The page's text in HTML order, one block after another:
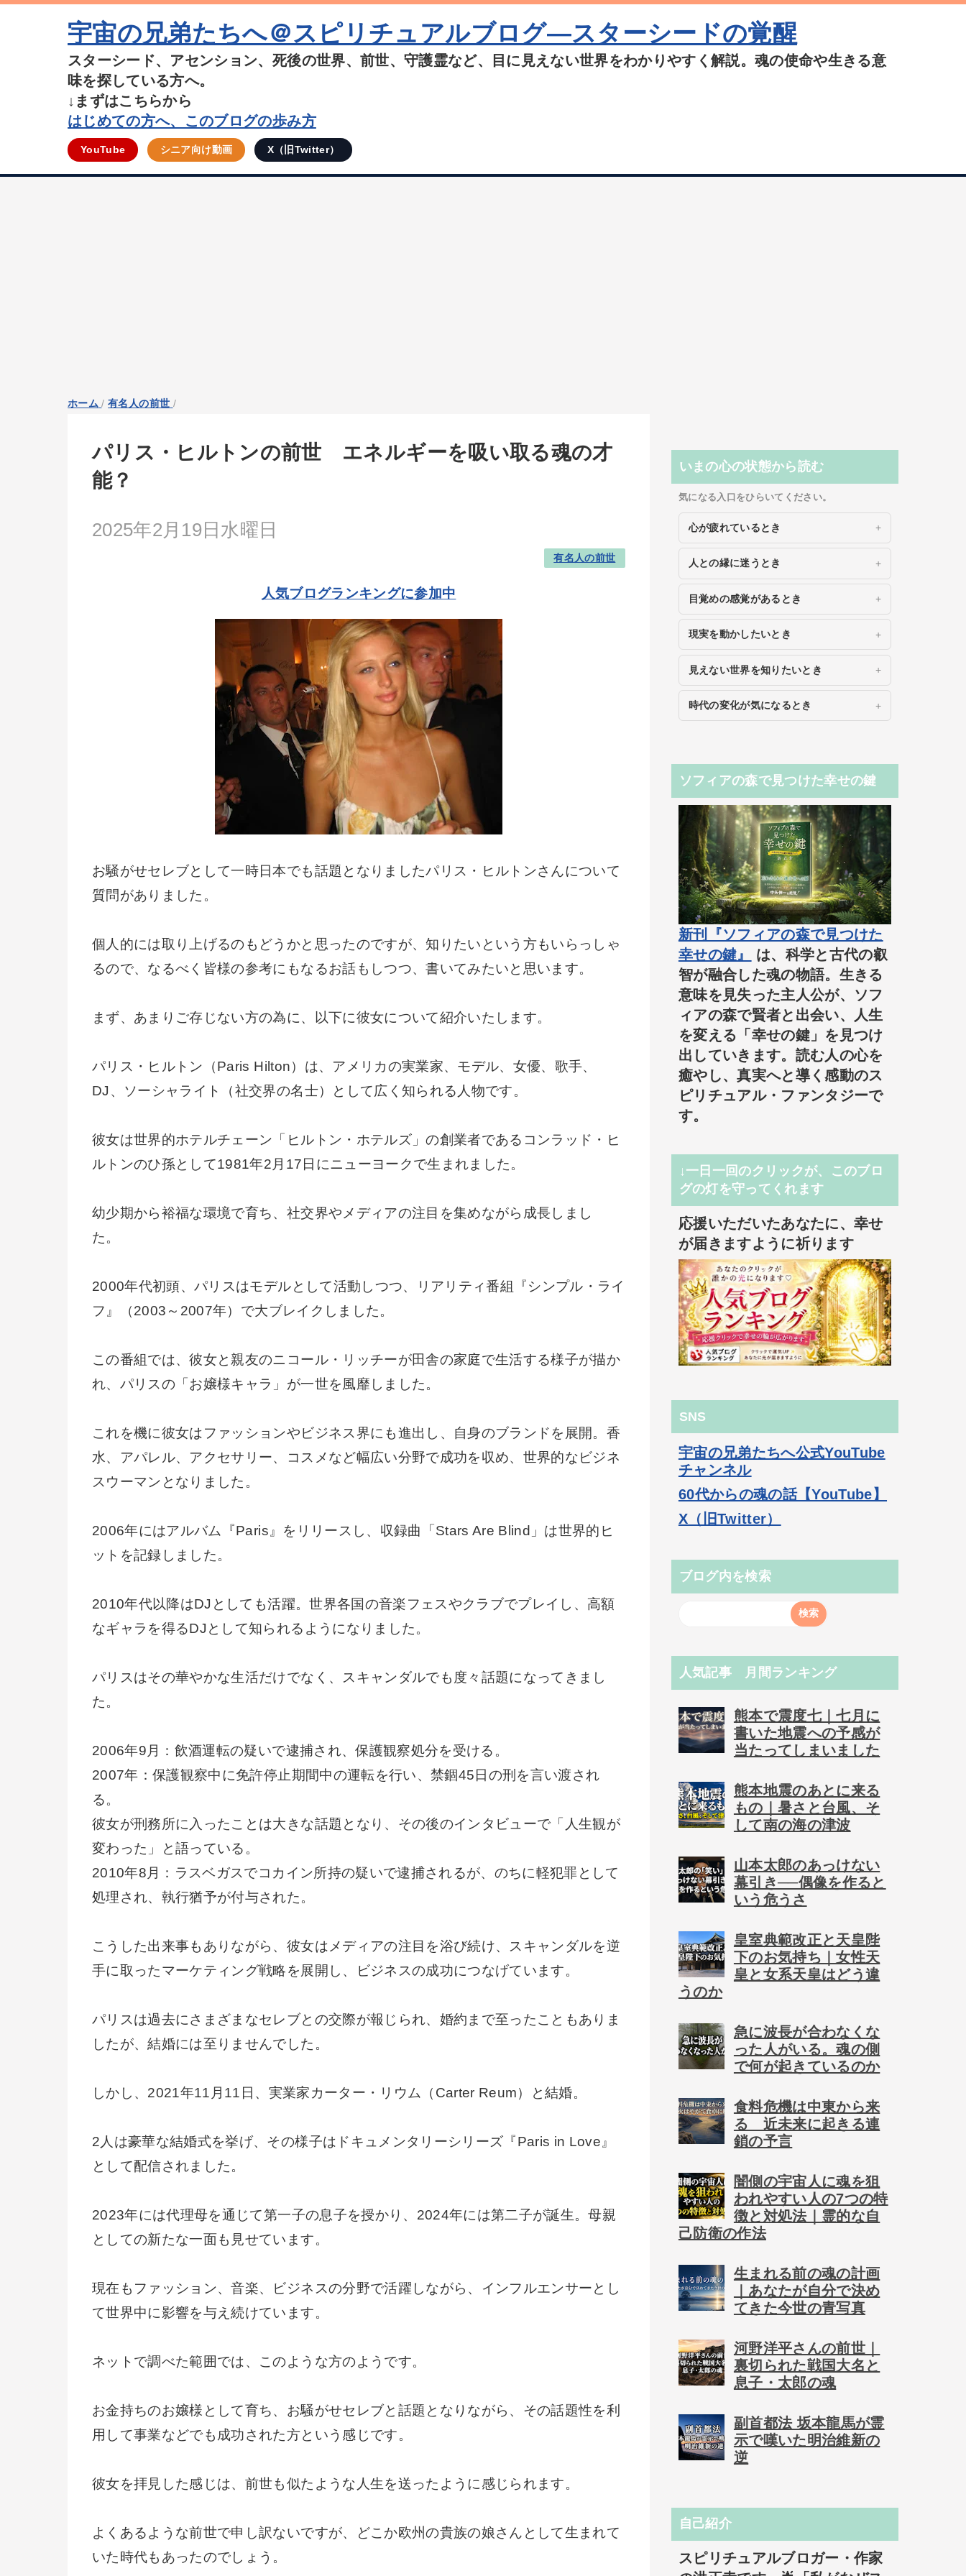
宇宙の兄弟たちへ＠スピリチュアルブログ―スターシードの覚醒
スターシード、アセンション、死後の世界、前世、守護霊など、目に見えない世界をわかりやすく解説。魂の使命や生きる意
味を探している方へ。
↓まずはこちらから
はじめての方へ、このブログの歩み方
YouTube シニア向け動画 X（旧Twitter）
ホーム /有名人の前世 /
パリス・ヒルトンの前世 エネルギーを吸い取る魂の才
能？
2025年2月19日水曜日
有名人の前世
人気ブログランキングに参加中
お騒がせセレブとして一時日本でも話題となりましたパリス・ヒルトンさんについて
質問がありました。
個人的には取り上げるのもどうかと思ったのですが、知りたいという方もいらっしゃ
るので、なるべく皆様の参考にもなるお話もしつつ、書いてみたいと思います。
まず、あまりご存じない方の為に、以下に彼女について紹介いたします。
パリス・ヒルトン（Paris Hilton）は、アメリカの実業家、モデル、女優、歌手、
DJ、ソーシャライト（社交界の名士）として広く知られる人物です。
彼女は世界的ホテルチェーン「ヒルトン・ホテルズ」の創業者であるコンラッド・ヒ
ルトンのひ孫として1981年2月17日にニューヨークで生まれました。
幼少期から裕福な環境で育ち、社交界やメディアの注目を集めながら成長しまし
た。
2000年代初頭、パリスはモデルとして活動しつつ、リアリティ番組『シンプル・ライ
フ』（2003～2007年）で大ブレイクしました。
この番組では、彼女と親友のニコール・リッチーが田舎の家庭で生活する様子が描か
れ、パリスの「お嬢様キャラ」が一世を風靡しました。
これを機に彼女はファッションやビジネス界にも進出し、自身のブランドを展開。香
水、アパレル、アクセサリー、コスメなど幅広い分野で成功を収め、世界的なビジネ
スウーマンとなりました。
2006年にはアルバム『Paris』をリリースし、収録曲「Stars Are Blind」は世界的ヒ
ットを記録しました。
2010年代以降はDJとしても活躍。世界各国の音楽フェスやクラブでプレイし、高額
なギャラを得るDJとして知られるようになりました。
パリスはその華やかな生活だけでなく、スキャンダルでも度々話題になってきまし
た。
2006年9月：飲酒運転の疑いで逮捕され、保護観察処分を受ける。
2007年：保護観察中に免許停止期間中の運転を行い、禁錮45日の刑を言い渡され
る。
彼女が刑務所に入ったことは大きな話題となり、その後のインタビューで「人生観が
変わった」と語っている。
2010年8月：ラスベガスでコカイン所持の疑いで逮捕されるが、のちに軽犯罪として
処理され、執行猶予が付与された。
こうした出来事もありながら、彼女はメディアの注目を浴び続け、スキャンダルを逆
手に取ったマーケティング戦略を展開し、ビジネスの成功につなげています。
パリスは過去にさまざまなセレブとの交際が報じられ、婚約まで至ったこともありま
したが、結婚には至りませんでした。
しかし、2021年11月11日、実業家カーター・リウム（Carter Reum）と結婚。
2人は豪華な結婚式を挙げ、その様子はドキュメンタリーシリーズ『Paris in Love』
として配信されました。
2023年には代理母を通じて第一子の息子を授かり、2024年には第二子が誕生。母親
としての新たな一面も見せています。
現在もファッション、音楽、ビジネスの分野で活躍しながら、インフルエンサーとし
て世界中に影響を与え続けています。
ネットで調べた範囲では、このような方のようです。
お金持ちのお嬢様として育ち、お騒がせセレブと話題となりながら、その話題性を利
用して事業などでも成功された方という感じです。
彼女を拝見した感じは、前世も似たような人生を送ったように感じられます。
よくあるような前世で申し訳ないですが、どこか欧州の貴族の娘さんとして生まれて
いた時代もあったのでしょう。
いまの心の状態から読む
気になる入口をひらいてください。
心が疲れているとき
人との縁に迷うとき
目覚めの感覚があるとき
現実を動かしたいとき
見えない世界を知りたいとき
時代の変化が気になるとき
ソフィアの森で見つけた幸せの鍵
新刊『ソフィアの森で見つけた
幸せの鍵』
は、科学と古代の叡
智が融合した魂の物語。生きる
意味を見失った主人公が、ソフ
ィアの森で賢者と出会い、人生
を変える「幸せの鍵」を見つけ
出していきます。読む人の心を
癒やし、真実へと導く感動のス
ピリチュアル・ファンタジーで
す。
↓一日一回のクリックが、このブロ
グの灯を守ってくれます
応援いただいたあなたに、幸せ
が届きますように祈ります
SNS
宇宙の兄弟たちへ公式YouTube
チャンネル
60代からの魂の話【YouTube】
X（旧Twitter）
ブログ内を検索
人気記事 月間ランキング
熊本で震度七｜七月に
書いた地震への予感が
当たってしまいました
熊本地震のあとに来る
もの｜暑さと台風、そ
して南の海の津波
山本太郎のあっけない
幕引き──偶像を作ると
いう危うさ
皇室典範改正と天皇陛
下のお気持ち｜女性天
皇と女系天皇はどう違
うのか
急に波長が合わなくな
った人がいる。魂の側
で何が起きているのか
食料危機は中東から来
る 近未来に起きる連
鎖の予言
闇側の宇宙人に魂を狙
われやすい人の7つの特
徴と対処法｜霊的な自
己防衛の作法
生まれる前の魂の計画
｜あなたが自分で決め
てきた今世の青写真
河野洋平さんの前世｜
裏切られた戦国大名と
息子・太郎の魂
副首都法 坂本龍馬が霊
示で嘆いた明治維新の
逆
自己紹介
スピリチュアルブロガー・作家